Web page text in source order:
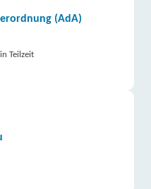
(AdA)
Teilzeit